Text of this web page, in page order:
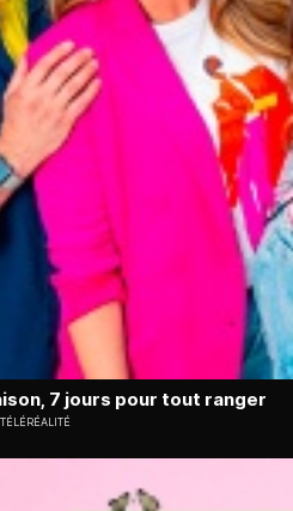
7 jours pour tout ranger
TÉLÉRÉALITÉ